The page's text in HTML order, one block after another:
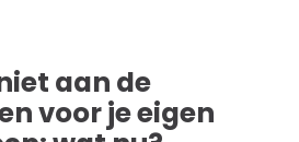
aan de
voor je eigen